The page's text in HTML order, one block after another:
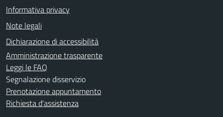
Informativa privacy
Note legali
Dichiarazione di accessibilità
Amministrazione trasparente
Leggi le FAQ
Segnalazione disservizio
Prenotazione appuntamento
Richiesta d'assistenza